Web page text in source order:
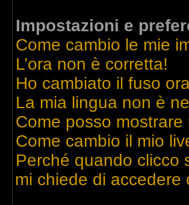
Impostazioni e
Come cambio le mie
L’ora non è corretta!
Ho cambiato il fuso
La mia lingua non è
Come posso
Come cambio il mio
Perché quando clicco
mi chiede di